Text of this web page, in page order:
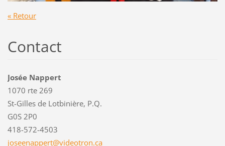
« Retour
Contact
Josée Nappert
1070 rte 269
St-Gilles de Lotbinière, P.Q.
G0S 2P0
418-572-4503
joseenappert@videotron.ca